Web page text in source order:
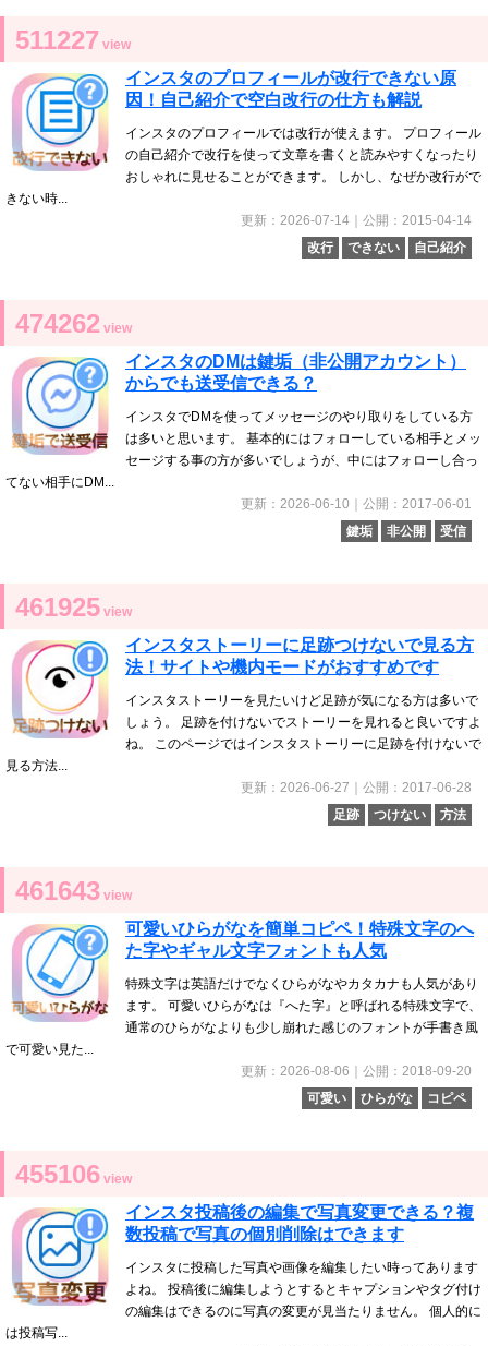
511227 view
インスタのプロフィールが改行できない原
因！自己紹介で空白改行の仕方も解説
インスタのプロフィールでは改行が使えます。 プロフィール
の自己紹介で改行を使って文章を書くと読みやすくなったり
おしゃれに見せることができます。 しかし、なぜか改行がで
きない時...
更新：2026-07-14｜公開：2015-04-14
改行
できない 自己紹介
474262 view
インスタのDMは鍵垢（非公開アカウント）
からでも送受信できる？
インスタでDMを使ってメッセージのやり取りをしている方
は多いと思います。 基本的にはフォローしている相手とメッ
セージする事の方が多いでしょうが、中にはフォローし合っ
てない相手にDM...
更新：2026-06-10｜公開：2017-06-01
鍵垢
非公開 受信
461925 view
インスタストーリーに足跡つけないで見る方
法！サイトや機内モードがおすすめです
インスタストーリーを見たいけど足跡が気になる方は多いで
しょう。 足跡を付けないでストーリーを見れると良いですよ
ね。 このページではインスタストーリーに足跡を付けないで
見る方法...
更新：2026-06-27｜公開：2017-06-28
足跡
つけない 方法
461643 view
可愛いひらがなを簡単コピペ！特殊文字のへ
た字やギャル文字フォントも人気
特殊文字は英語だけでなくひらがなやカタカナも人気があり
ます。 可愛いひらがなは『へた字』と呼ばれる特殊文字で、
通常のひらがなよりも少し崩れた感じのフォントが手書き風
で可愛い見た...
更新：2026-08-06｜公開：2018-09-20
可愛い
ひらがな コピペ
455106 view
インスタ投稿後の編集で写真変更できる？複
数投稿で写真の個別削除はできます
インスタに投稿した写真や画像を編集したい時ってあります
よね。 投稿後に編集しようとするとキャプションやタグ付け
の編集はできるのに写真の変更が見当たりません。 個人的に
は投稿写...